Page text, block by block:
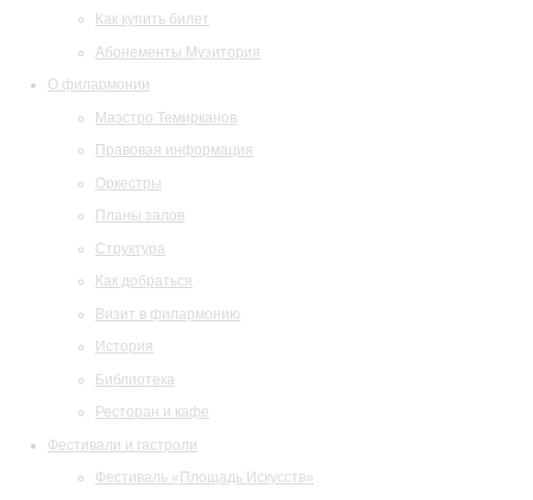
Как купить билет
Абонементы Музитория
О филармонии
Маэстро Темирканов
Правовая информация
Оркестры
Планы залов
Структура
Как добраться
Визит в филармонию
История
Библиотека
Ресторан и кафе
Фестивали и гастроли
Фестиваль «Площадь Искусств»